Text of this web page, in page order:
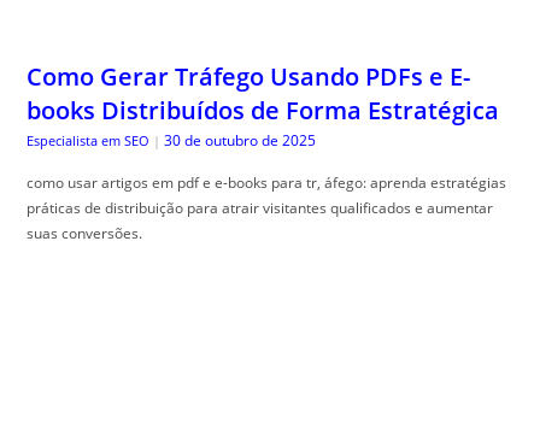
Como Gerar Tráfego Usando PDFs e E-
books Distribuídos de Forma Estratégica
Especialista em SEO | 30 de outubro de 2025
como usar artigos em pdf e e-books para tr, áfego: aprenda estratégias
práticas de distribuição para atrair visitantes qualificados e aumentar
suas conversões.